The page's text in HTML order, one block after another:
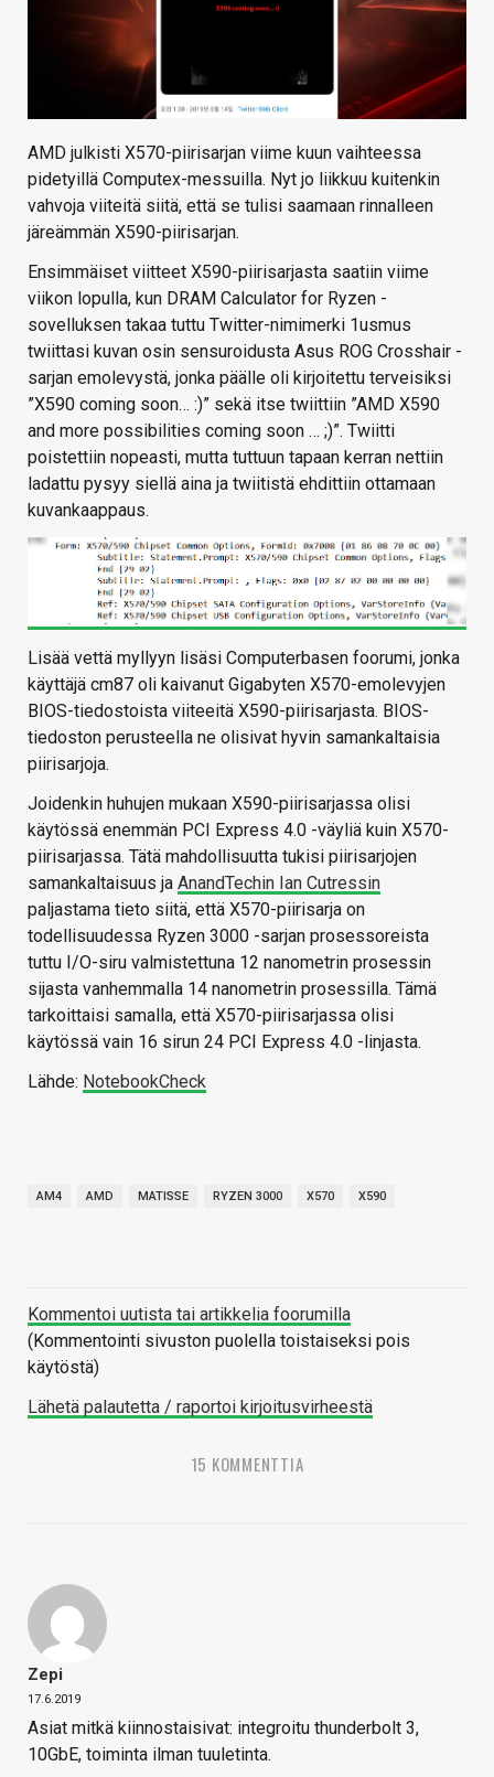
AMD julkisti X570-piirisarjan viime kuun vaihteessa
pidetyillä Computex-messuilla. Nyt jo liikkuu kuitenkin
vahvoja viiteitä siitä, että se tulisi saamaan rinnalleen
järeämmän X590-piirisarjan.
Ensimmäiset viitteet X590-piirisarjasta saatiin viime
viikon lopulla, kun DRAM Calculator for Ryzen -
sovelluksen takaa tuttu Twitter-nimimerki 1usmus
twiittasi kuvan osin sensuroidusta Asus ROG Crosshair -
sarjan emolevystä, jonka päälle oli kirjoitettu terveisiksi
”X590 coming soon… :)” sekä itse twiittiin ”AMD X590
and more possibilities coming soon … ;)”. Twiitti
poistettiin nopeasti, mutta tuttuun tapaan kerran nettiin
ladattu pysyy siellä aina ja twiitistä ehdittiin ottamaan
kuvankaappaus.
Lisää vettä myllyyn lisäsi Computerbasen foorumi, jonka
käyttäjä cm87 oli kaivanut Gigabyten X570-emolevyjen
BIOS-tiedostoista viiteeitä X590-piirisarjasta. BIOS-
tiedoston perusteella ne olisivat hyvin samankaltaisia
piirisarjoja.
Joidenkin huhujen mukaan X590-piirisarjassa olisi
käytössä enemmän PCI Express 4.0 -väyliä kuin X570-
piirisarjassa. Tätä mahdollisuutta tukisi piirisarjojen
samankaltaisuus ja AnandTechin Ian Cutressin
paljastama tieto siitä, että X570-piirisarja on
todellisuudessa Ryzen 3000 -sarjan prosessoreista
tuttu I/O-siru valmistettuna 12 nanometrin prosessin
sijasta vanhemmalla 14 nanometrin prosessilla. Tämä
tarkoittaisi samalla, että X570-piirisarjassa olisi
käytössä vain 16 sirun 24 PCI Express 4.0 -linjasta.
Lähde: NotebookCheck
AM4 AMD MATISSE RYZEN 3000 X570 X590
Kommentoi uutista tai artikkelia foorumilla
(Kommentointi sivuston puolella toistaiseksi pois
käytöstä)
Lähetä palautetta / raportoi kirjoitusvirheestä
15 KOMMENTTIA
Zepi
17.6.2019
Asiat mitkä kiinnostaisivat: integroitu thunderbolt 3,
10GbE, toiminta ilman tuuletinta.